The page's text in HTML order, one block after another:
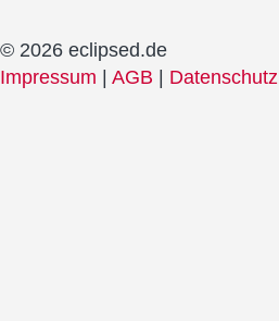
© 2026 eclipsed.de
Impressum
AGB Datenschutz